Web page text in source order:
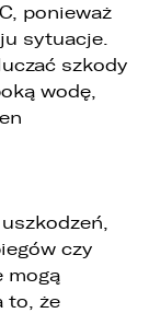
ponieważ
sytuacje.
szkody
wodę,
czy
mogą
to, że
z
będą
i nie